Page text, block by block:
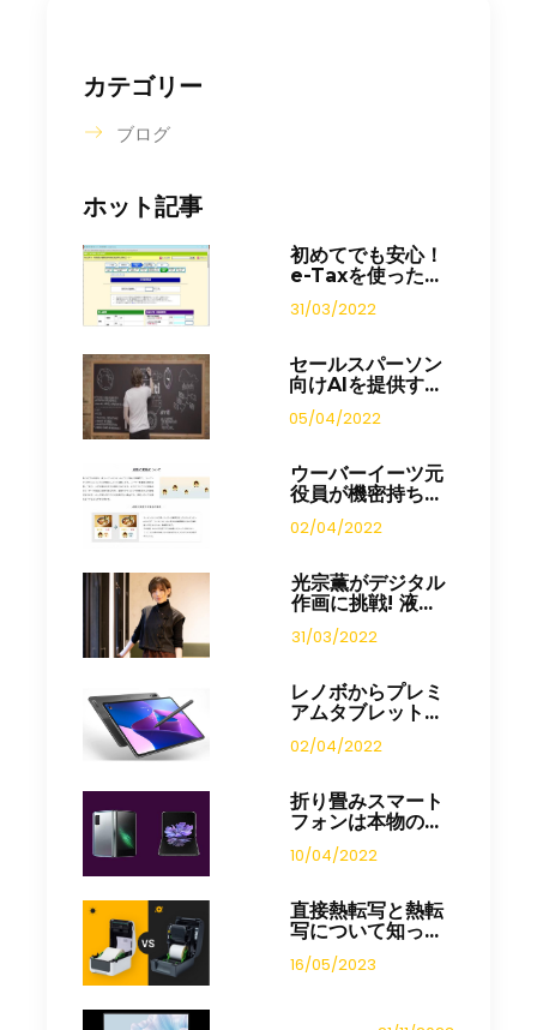
カテゴリー
ブログ
ホット記事
初めてでも安心！
e-Taxを使った...
31/03/2022
セールスパーソン
向けAIを提供す...
05/04/2022
ウーバーイーツ元
役員が機密持ち...
02/04/2022
光宗薫がデジタル
作画に挑戦! 液...
31/03/2022
レノボからプレミ
アムタブレット...
02/04/2022
折り畳みスマート
フォンは本物の...
10/04/2022
直接熱転写と熱転
写について知っ...
16/05/2023